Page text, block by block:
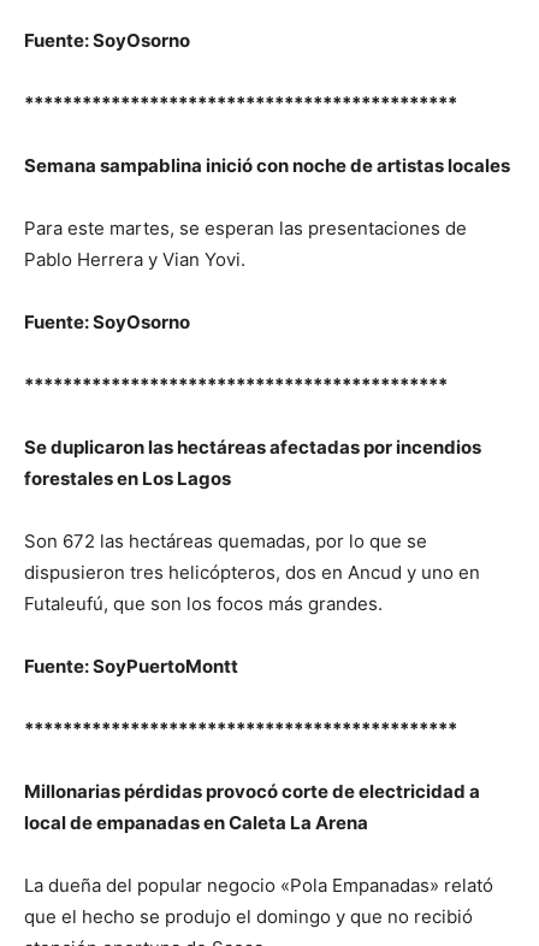
Fuente: SoyOsorno
*********************************************
Semana sampablina inició con noche de artistas locales
Para este martes, se esperan las presentaciones de
Pablo Herrera y Vian Yovi.
Fuente: SoyOsorno
********************************************
Se duplicaron las hectáreas afectadas por incendios
forestales en Los Lagos
Son 672 las hectáreas quemadas, por lo que se
dispusieron tres helicópteros, dos en Ancud y uno en
Futaleufú, que son los focos más grandes.
Fuente: SoyPuertoMontt
*********************************************
Millonarias pérdidas provocó corte de electricidad a
local de empanadas en Caleta La Arena
La dueña del popular negocio «Pola Empanadas» relató
que el hecho se produjo el domingo y que no recibió